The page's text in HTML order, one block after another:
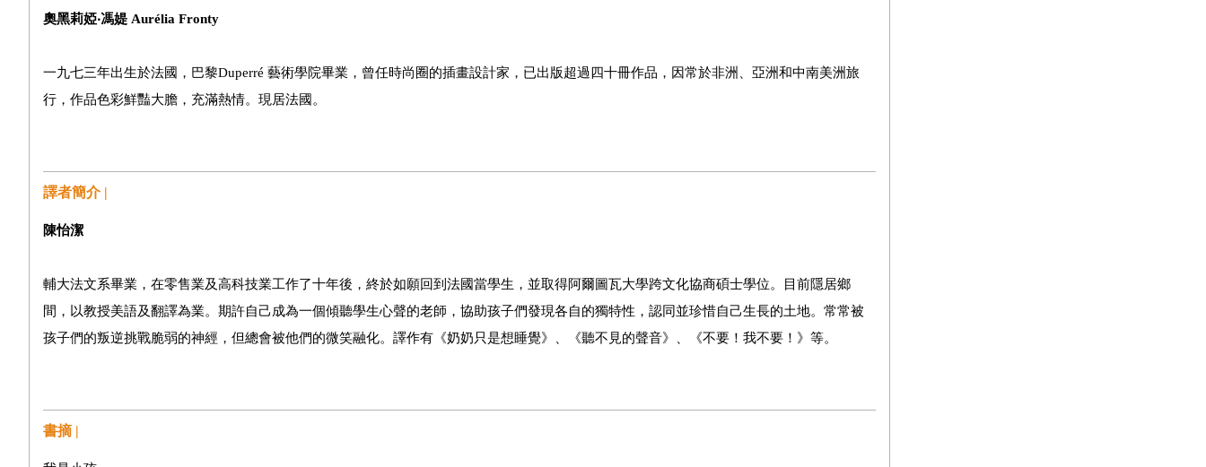
奧黑莉婭‧馮媞 Aurélia Fronty
一九七三年出生於法國，巴黎Duperré 藝術學院畢業，曾任時尚圈的插畫設計家，已出版超過四十冊作品，因常於非洲、亞洲和中南美洲旅
行，作品色彩鮮豔大膽，充滿熱情。現居法國。
譯者簡介 |
陳怡潔
輔大法文系畢業，在零售業及高科技業工作了十年後，終於如願回到法國當學生，並取得阿爾圖瓦大學跨文化協商碩士學位。目前隱居鄉
間，以教授美語及翻譯為業。期許自己成為一個傾聽學生心聲的老師，協助孩子們發現各自的獨特性，認同並珍惜自己生長的土地。常常被
孩子們的叛逆挑戰脆弱的神經，但總會被他們的微笑融化。譯作有《奶奶只是想睡覺》、《聽不見的聲音》、《不要！我不要！》等。
書摘 |